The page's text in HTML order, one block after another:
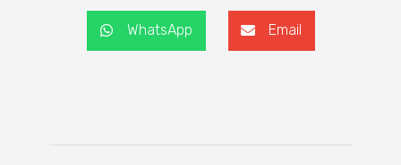
WhatsApp Email